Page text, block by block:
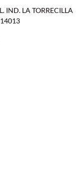
IND. LA TORRECILLA